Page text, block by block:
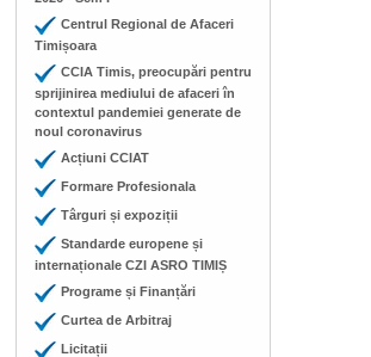
Centrul Regional de Afaceri
Timișoara
CCIA Timis, preocupări pentru
sprijinirea mediului de afaceri în
contextul pandemiei generate de
noul coronavirus
Acțiuni CCIAT
Formare Profesionala
Târguri și expoziții
Standarde europene și
internaționale CZI ASRO TIMIȘ
Programe și Finanțări
Curtea de Arbitraj
Licitații